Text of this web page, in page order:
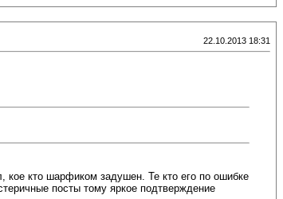
22.10.2013 18:31
кое кто шарфиком задушен. Те кто его по ошибке
посты тому яркое подтверждение